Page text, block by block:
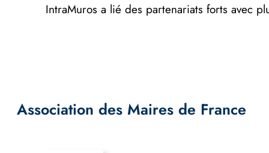
IntraMuros a lié des partenariats forts avec
Association des Maires de France